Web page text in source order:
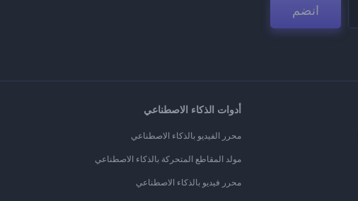
انضم
أدوات الذكاء الاصطناعي
محرر الفيديو بالذكاء الاصطناعي
مولد المقاطع المتحركة بالذكاء الاصطناعي
محرر فيديو بالذكاء الاصطناعي